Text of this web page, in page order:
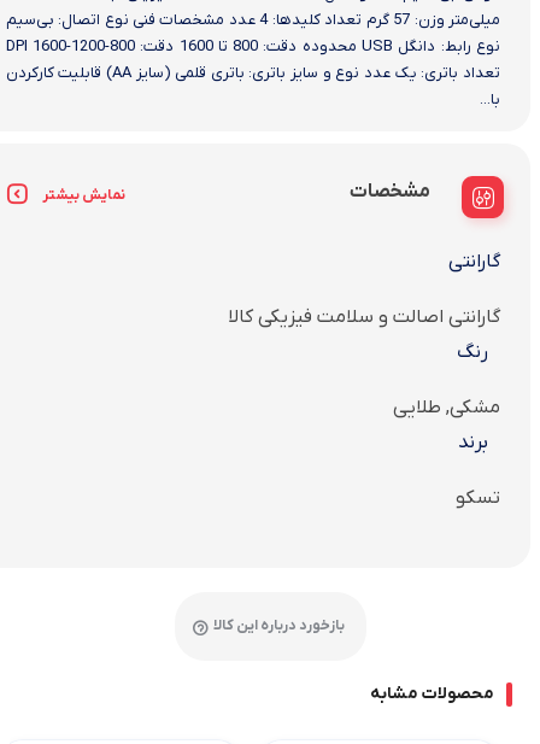
میلی‌متر وزن: 57 گرم تعداد کلیدها: 4 عدد مشخصات فنی نوع اتصال: بی‌سیم
نوع رابط: دانگل USB محدوده دقت: 800 تا 1600 دقت: 800-1200-1600 DPI
تعداد باتری: یک عدد نوع و سایز باتری: باتری قلمی (سایز AA) قابلیت کارکردن
با...
مشخصات نمایش بیشتر
گارانتی
گارانتی اصالت و سلامت فیزیکی کالا
رنگ
مشکی, طلایی
برند
تسکو
بازخورد درباره این کالا
محصولات مشابه